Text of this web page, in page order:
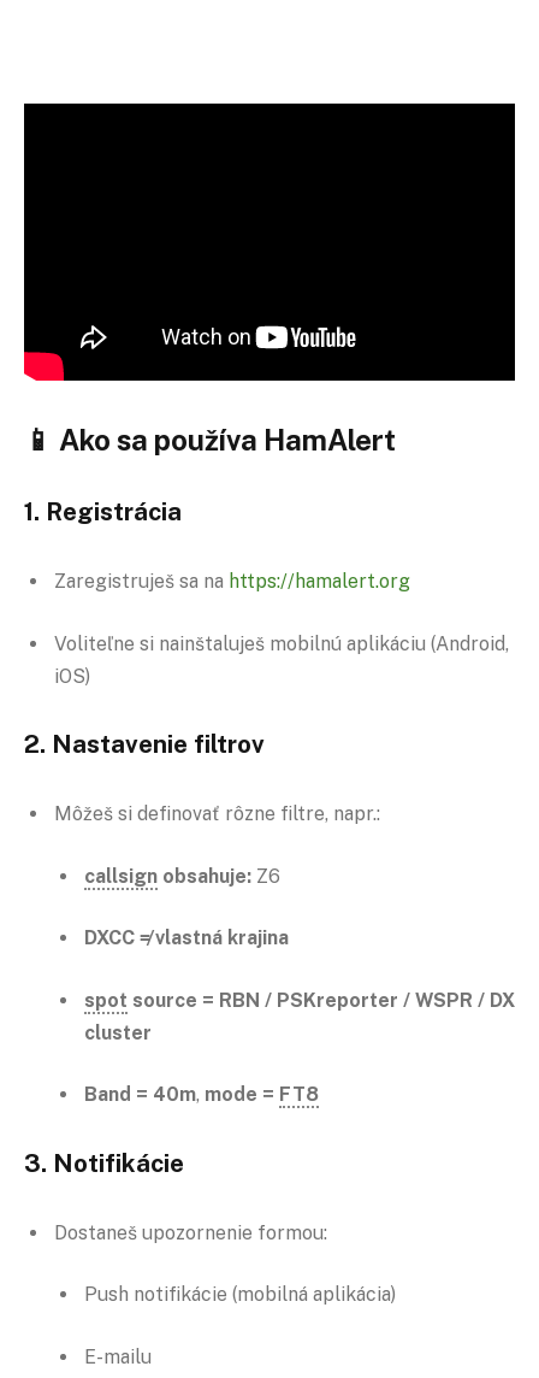
📱 Ako sa používa HamAlert
1. Registrácia
Zaregistruješ sa na https://hamalert.org
Voliteľne si nainštaluješ mobilnú aplikáciu (Android,
iOS)
2. Nastavenie filtrov
Môžeš si definovať rôzne filtre, napr.:
callsign obsahuje: Z6
DXCC ≠ vlastná krajina
spot source = RBN / PSKreporter / WSPR / DX
cluster
Band = 40m, mode = FT8
3. Notifikácie
Dostaneš upozornenie formou:
Push notifikácie (mobilná aplikácia)
E-mailu